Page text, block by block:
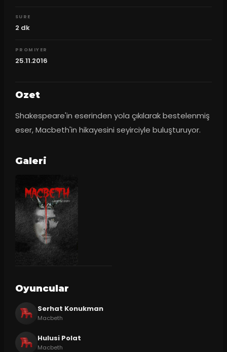
SURE
2 dk
PROMIYER
25.11.2016
Ozet
Shakespeare'in eserinden yola çıkılarak bestelenmiş
eser, Macbeth'in hikayesini seyirciyle buluşturuyor.
Galeri
Oyuncular
Serhat Konukman
Macbeth
Hulusi Polat
Macbeth